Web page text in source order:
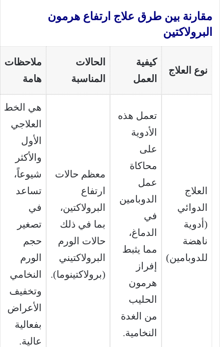
مقارنة بين طرق علاج ارتفاع هرمون
البرولاكتين
نوع العلاج
كيفية
العمل
الحالات
المناسبة
ملاحظات
هامة
العلاج
الدوائي
(أدوية
ناهضة
للدوبامين)
تعمل هذه
الأدوية
على
محاكاة
عمل
الدوبامين
في
الدماغ،
مما يثبط
إفراز
هرمون
الحليب
من الغدة
النخامية.
معظم حالات
ارتفاع
البرولاكتين،
بما في ذلك
حالات الورم
البرولاكتيني
(برولاكتينوما).
هي الخط
العلاجي
الأول
والأكثر
شيوعاً،
تساعد
في
تصغير
حجم
الورم
النخامي
وتخفيف
الأعراض
بفعالية
عالية.